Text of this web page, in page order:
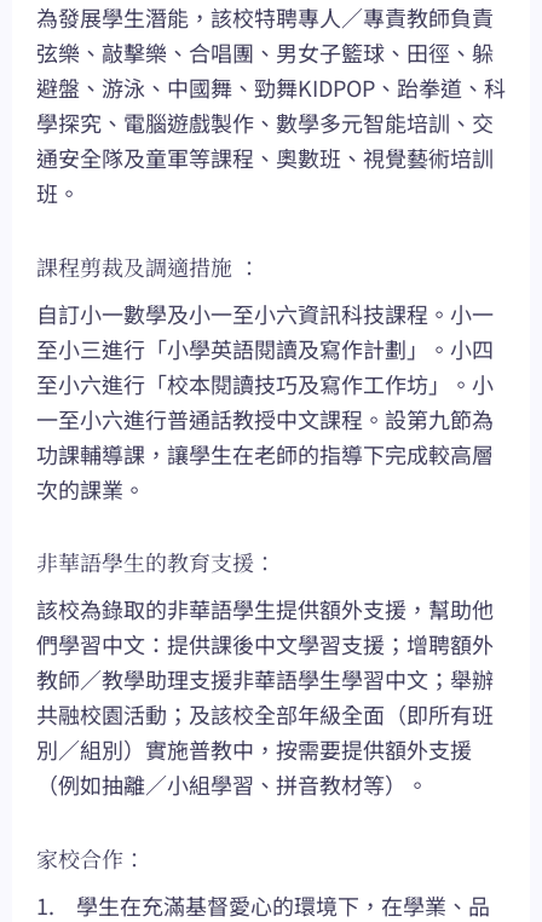
為發展學生潛能，該校特聘專人／專責教師負責
弦樂、敲擊樂、合唱團、男女子籃球、田徑、躲
避盤、游泳、中國舞、勁舞KIDPOP、跆拳道、科
學探究、電腦遊戲製作、數學多元智能培訓、交
通安全隊及童軍等課程、奧數班、視覺藝術培訓
班。
課程剪裁及調適措施 ：
自訂小一數學及小一至小六資訊科技課程。小一
至小三進行「小學英語閱讀及寫作計劃」。小四
至小六進行「校本閱讀技巧及寫作工作坊」。小
一至小六進行普通話教授中文課程。設第九節為
功課輔導課，讓學生在老師的指導下完成較高層
次的課業。
非華語學生的教育支援：
該校為錄取的非華語學生提供額外支援，幫助他
們學習中文：提供課後中文學習支援；增聘額外
教師／教學助理支援非華語學生學習中文；舉辦
共融校園活動；及該校全部年級全面（即所有班
別／組別）實施普教中，按需要提供額外支援
（例如抽離／小組學習、拼音教材等）。
家校合作：
1. 學生在充滿基督愛心的環境下，在學業、品